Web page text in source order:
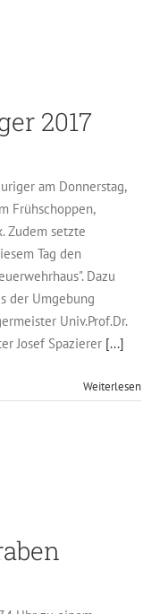
2017
am Donnerstag,
Frühschoppen,
Zudem setzte
Tag den
Dazu
der Umgebung
Univ.Prof.Dr.
Josef Spazierer [...]
Weiterlesen